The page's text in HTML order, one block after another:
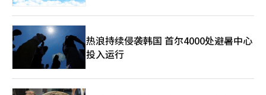
热浪持续侵袭韩国 首尔4000处避暑中心
投入运行